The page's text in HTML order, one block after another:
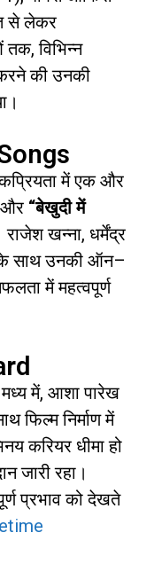
से लेकर
तक,विभिन्न
की उनकी
में एक और
और “बेखुदी में
राजेश खन्ना, धर्मेंद्र
साथ उनकी ऑन–
में महत्वपूर्ण
में, आशा पारेख
फिल्म निर्माण में
करियर धीमा हो
जारी रहा।
प्रभाव को देखते